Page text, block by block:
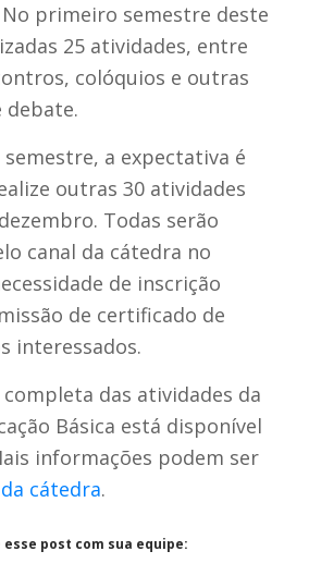
primeiro semestre deste
25 atividades, entre
colóquios e outras
debate.
semestre, a expectativa é
outras 30 atividades
Todas serão
canal da cátedra no
de inscrição
de certificado de
interessados.
das atividades da
Básica está disponível
informações podem ser
cátedra.
post com sua equipe: